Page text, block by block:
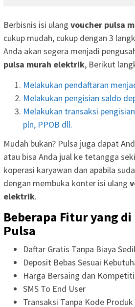
Berbisnis isi ulang voucher pulsa
cukup mudah, cukup dengan 3
Anda akan segera menjadi
pulsa murah elektrik, Berikut
Melakukan pendaftaran
Melakukan pengisian saldo
Melakukan transaksi
pln, PPOB dll.
Mudah bukan? Pulsa juga dapat
atau bisa Anda jual ke tetangga
koperasi karyawan dan apabila
dengan membuka konter isi ulang
elektrik.
Beberapa Fitur yang
Pulsa
Daftar Gratis Tanpa Biaya
Deposit Bebas Sesuai
Harga Bersaing dan
SMS To End User
Transaksi Tanpa Kode Produk